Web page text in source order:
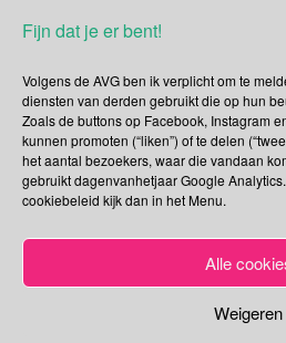
Fijn dat je er bent!
Volgens de AVG ben ik verplicht om te
diensten van derden gebruikt die op hun
Zoals de buttons op Facebook, Instagram
kunnen promoten (“liken”) of te delen
het aantal bezoekers, waar die vandaan
gebruikt dagenvanhetjaar Google
cookiebeleid kijk dan in het Menu.
Alle
Weigeren
Bewustzijnsweek
18/11/2021 Gina Makken
Bescherming van Kinderen tegen
Misbruik Met de Europese Dag
Kinderen tegen Seksuele Uitbuiting
de Raad van Europa
open discussie over de noodzaak
misbruik van kinderen te
deze misdaden te beschermen.